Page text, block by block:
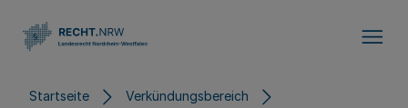
Startseite Verkündungsbereich